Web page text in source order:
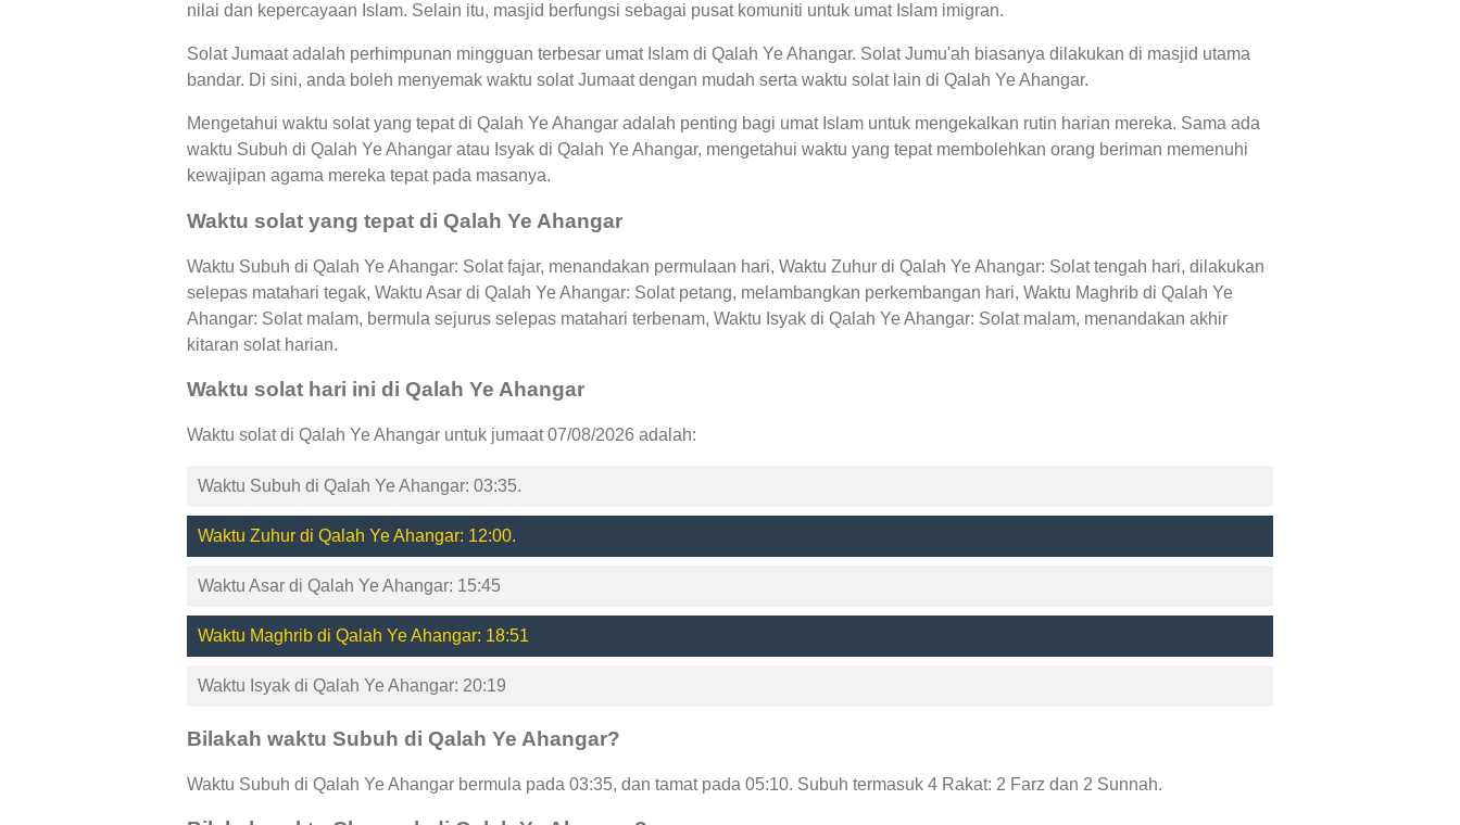
nilai dan kepercayaan Islam. Selain itu, masjid berfungsi sebagai pusat komuniti untuk umat Islam imigran.
Solat Jumaat adalah perhimpunan mingguan terbesar umat Islam di Qalah Ye Ahangar. Solat Jumu'ah biasanya dilakukan di masjid utama
bandar. Di sini, anda boleh menyemak waktu solat Jumaat dengan mudah serta waktu solat lain di Qalah Ye Ahangar.
Mengetahui waktu solat yang tepat di Qalah Ye Ahangar adalah penting bagi umat Islam untuk mengekalkan rutin harian mereka. Sama ada
waktu Subuh di Qalah Ye Ahangar atau Isyak di Qalah Ye Ahangar, mengetahui waktu yang tepat membolehkan orang beriman memenuhi
kewajipan agama mereka tepat pada masanya.
Waktu solat yang tepat di Qalah Ye Ahangar
Waktu Subuh di Qalah Ye Ahangar: Solat fajar, menandakan permulaan hari, Waktu Zuhur di Qalah Ye Ahangar: Solat tengah hari, dilakukan
selepas matahari tegak, Waktu Asar di Qalah Ye Ahangar: Solat petang, melambangkan perkembangan hari, Waktu Maghrib di Qalah Ye
Ahangar: Solat malam, bermula sejurus selepas matahari terbenam, Waktu Isyak di Qalah Ye Ahangar: Solat malam, menandakan akhir
kitaran solat harian.
Waktu solat hari ini di Qalah Ye Ahangar
Waktu solat di Qalah Ye Ahangar untuk jumaat 07/08/2026 adalah:
Waktu Subuh di Qalah Ye Ahangar: 03:35.
Waktu Zuhur di Qalah Ye Ahangar: 12:00.
Waktu Asar di Qalah Ye Ahangar: 15:45
Waktu Maghrib di Qalah Ye Ahangar: 18:51
Waktu Isyak di Qalah Ye Ahangar: 20:19
Bilakah waktu Subuh di Qalah Ye Ahangar?
Waktu Subuh di Qalah Ye Ahangar bermula pada 03:35, dan tamat pada 05:10. Subuh termasuk 4 Rakat: 2 Farz dan 2 Sunnah.